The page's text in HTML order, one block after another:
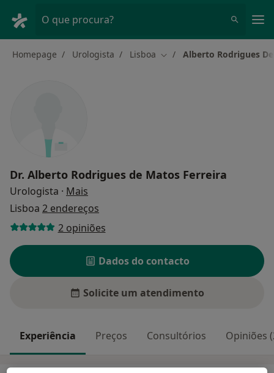
O que procura?
Homepage Urologista Lisboa Mudar de cidade
Alberto Rodrigues
Dr. Alberto Rodrigues de Matos Ferreira
Urologista · Mais
Lisboa 2 endereços
2 opiniões
Dados do contacto
Solicite um atendimento
Experiência Preços Consultórios Opiniões